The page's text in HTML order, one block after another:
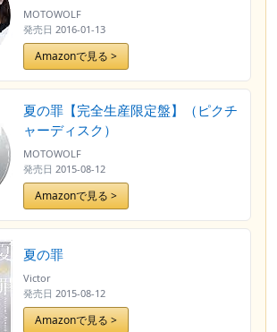
MOTOWOLF
発売日 2016-01-13
Amazonで見る >
夏の罪【完全生産限定盤】（ピクチ
ャーディスク）
MOTOWOLF
発売日 2015-08-12
Amazonで見る >
夏の罪
Victor
発売日 2015-08-12
Amazonで見る >